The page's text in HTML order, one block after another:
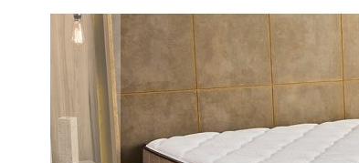
imagens